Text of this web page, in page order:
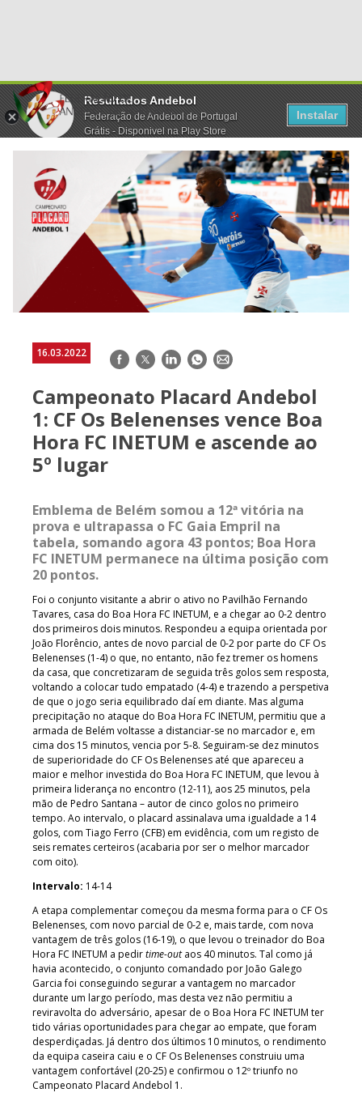
Resultados Andebol
Federação de Andebol de Portugal
Grátis - Disponivel na Play Store
Instalar
16.03.2022 Facebook
TwitterLinkedInWhatsApp
E-
Campeonato Placard Andebol
1: CF Os Belenenses vence Boa
Hora FC INETUM e ascende ao
5º lugar
Emblema de Belém somou a 12ª vitória na
prova e ultrapassa o FC Gaia Empril na
tabela, somando agora 43 pontos; Boa Hora
FC INETUM permanece na última posição com
20 pontos.
Foi o conjunto visitante a abrir o ativo no Pavilhão Fernando
Tavares, casa do Boa Hora FC INETUM, e a chegar ao 0-2 dentro
dos primeiros dois minutos. Respondeu a equipa orientada por
João Florêncio, antes de novo parcial de 0-2 por parte do CF Os
Belenenses (1-4) o que, no entanto, não fez tremer os homens
da casa, que concretizaram de seguida três golos sem resposta,
voltando a colocar tudo empatado (4-4) e trazendo a perspetiva
de que o jogo seria equilibrado daí em diante. Mas alguma
precipitação no ataque do Boa Hora FC INETUM, permitiu que a
armada de Belém voltasse a distanciar-se no marcador e, em
cima dos 15 minutos, vencia por 5-8. Seguiram-se dez minutos
de superioridade do CF Os Belenenses até que apareceu a
maior e melhor investida do Boa Hora FC INETUM, que levou à
primeira liderança no encontro (12-11), aos 25 minutos, pela
mão de Pedro Santana – autor de cinco golos no primeiro
tempo. Ao intervalo, o placard assinalava uma igualdade a 14
golos, com Tiago Ferro (CFB) em evidência, com um registo de
seis remates certeiros (acabaria por ser o melhor marcador
com oito).
Intervalo: 14-14
A etapa complementar começou da mesma forma para o CF Os
Belenenses, com novo parcial de 0-2 e, mais tarde, com nova
vantagem de três golos (16-19), o que levou o treinador do Boa
Hora FC INETUM a pedirtime-outaos 40 minutos. Tal como já
havia acontecido, o conjunto comandado por João Galego
Garcia foi conseguindo segurar a vantagem no marcador
durante um largo período, mas desta vez não permitiu a
reviravolta do adversário, apesar de o Boa Hora FC INETUM ter
tido várias oportunidades para chegar ao empate, que foram
desperdiçadas. Já dentro dos últimos 10 minutos, o rendimento
da equipa caseira caiu e o CF Os Belenenses construiu uma
vantagem confortável (20-25) e confirmou o 12º triunfo no
Campeonato Placard Andebol 1.